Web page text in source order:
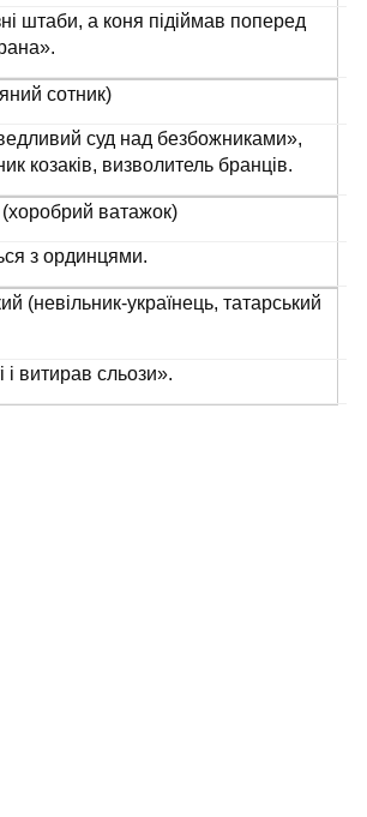
штаби, а коня підіймав поперед
сотник)
суд над безбожниками»,
козаків, визволитель бранців.
(хоробрий ватажок)
з ординцями.
(невільник-українець, татарський
і витирав сльози».